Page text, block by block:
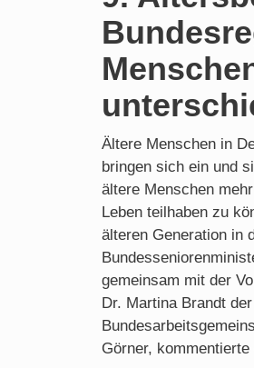
Ältere Menschen in
bringen sich ein und
ältere Menschen
Leben teilhaben zu
älteren Generation in
gemeinsam mit der
Dr. Martina Brandt
Görner,